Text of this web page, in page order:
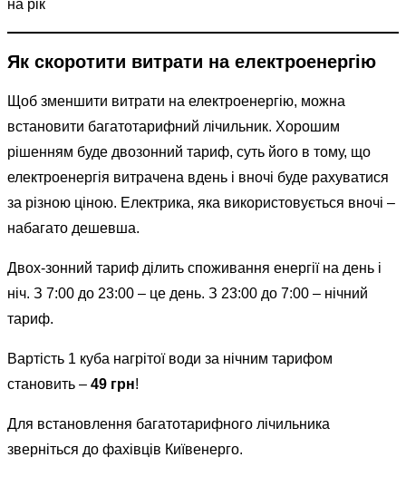
Як скоротити витрати на електроенергію
Щоб зменшити витрати на електроенергію, можна
встановити багатотарифний лічильник. Хорошим
рішенням буде двозонний тариф, суть його в тому, що
електроенергія витрачена вдень і вночі буде рахуватися
за різною ціною. Електрика, яка використовується вночі –
набагато дешевша.
Двох-зонний тариф ділить споживання енергії на день і
ніч. З 7:00 до 23:00 – це день. З 23:00 до 7:00 – нічний
тариф.
Вартість 1 куба нагрітої води за нічним тарифом
становить – 49 грн!
Для встановлення багатотарифного лічильника
зверніться до фахівців Київенерго.